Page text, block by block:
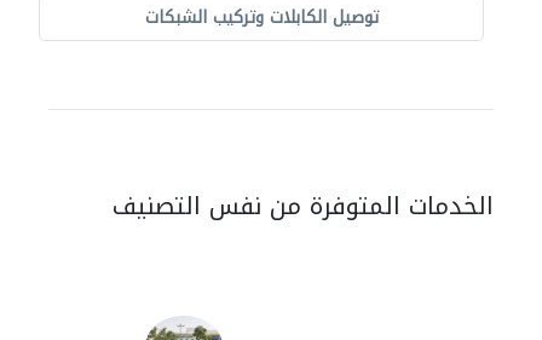
توصيل الكابلات وتركيب الشبكات
الخدمات المتوفرة من نفس التصنيف